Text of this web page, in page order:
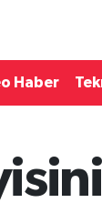
Haber